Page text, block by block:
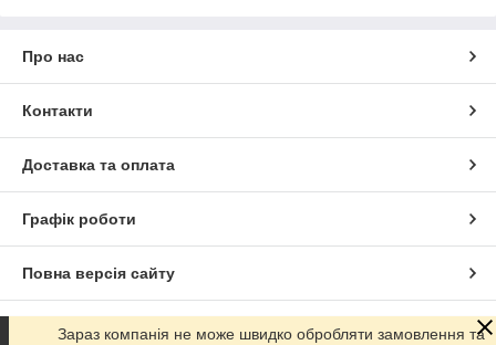
Про нас
Контакти
Доставка та оплата
Графік роботи
Повна версія сайту
Сайт створено на маркетплейсі Prom.ua
Зараз компанія не може швидко обробляти замовлення та